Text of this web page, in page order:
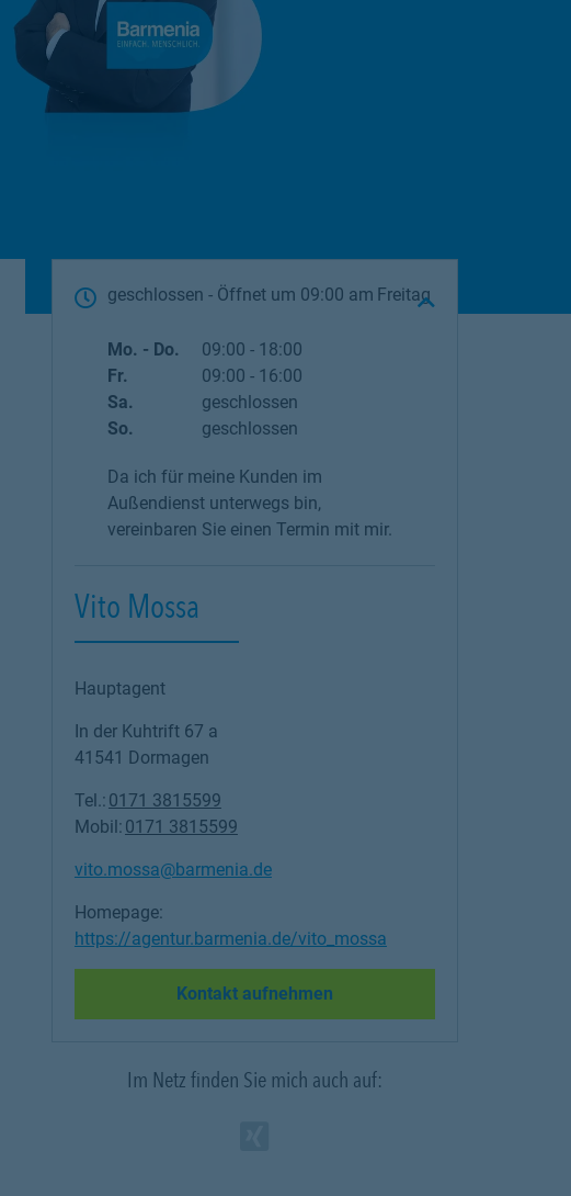
geschlossen - Öffnet um 09:00 Freitag
Wochentag Öffnungszeiten
Mo. - Do. 09:00 - 18:00
Fr.
09:00 - 16:00
Sa.
geschlossen
So.
geschlossen
Da ich für meine Kunden im
Außendienst unterwegs bin,
vereinbaren Sie einen Termin mit mir.
Vito Mossa
Hauptagent
In der Kuhtrift 67 a
41541 Dormagen
Tel.: 0171 3815599
Mobil: 0171 3815599
vito.mossa@barmenia.de
Homepage:
https://agentur.barmenia.de/vito_mossa
Kontakt aufnehmenLink Opens in New Tab
Im Netz finden Sie mich auch auf: